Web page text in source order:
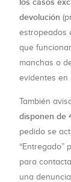
devolución
estropeados
que
manchas o
evidentes en
También
disponen de
pedido se
“Entregado”
para
una